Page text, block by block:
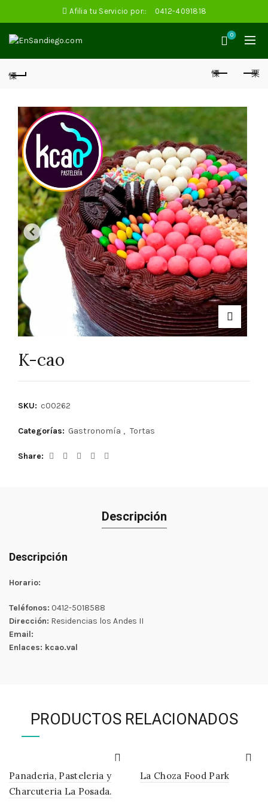
Afilia tu Servicio por:: 0412-4091818
0
K-cao
SKU: c00262
Categorías: Gastronomía , Tortas
Share
Descripción
Descripción
Horario:
Teléfonos: 0412-5018588
Dirección: Residencias los Andes II
Email:
Enlaces: kcao.val
PRODUCTOS RELACIONADOS
Panaderia, Pasteleria y
Charcuteria La Posada.
La Choza Food Park